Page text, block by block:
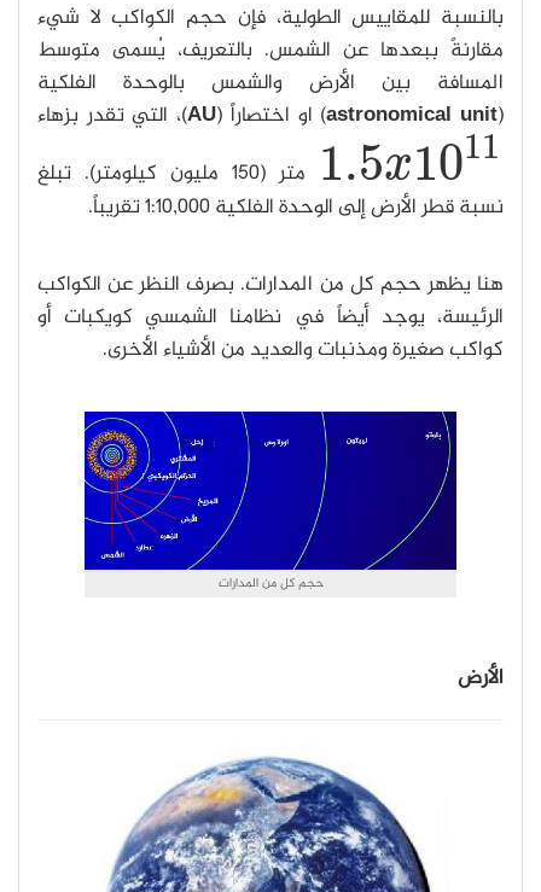
بالنسبة للمقاييس الطولية، فإن حجم الكواكب لا شيء
مقارنةً ببعدها عن الشمس. بالتعريف، يُسمى متوسط
المسافة بين الأرض والشمس بالوحدة الفلكية
(
astronomical unit) او اختصاراً (AU)، التي تقدر بزهاء
1.5x1011
1.5x1011
متر (150 مليون كيلومتر). تبلغ
نسبة قطر الأرض إلى الوحدة الفلكية 1:10,000 تقريباً.
هنا يظهر حجم كل من المدارات. بصرف النظر عن الكواكب
الرئيسة، يوجد أيضاً في نظامنا الشمسي كويكبات أو
كواكب صغيرة ومذنبات والعديد من الأشياء الأخرى.
حجم كل من المدارات
الأرض